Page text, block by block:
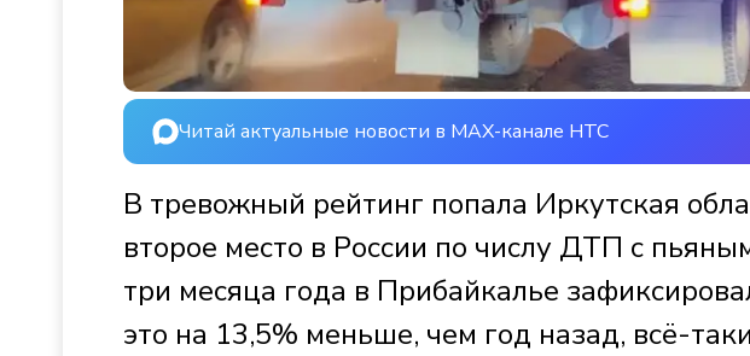
Читай актуальные новости в MAX-канале НТС
В тревожный рейтинг попала Иркутская
второе место в России по числу ДТП с
три месяца года в Прибайкалье
это на 13,5% меньше, чем год назад, всё-